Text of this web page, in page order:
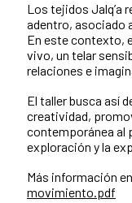
Los tejidos Jalq’a
adentro, asociado
En este contexto,
vivo, un telar
relaciones e
El taller busca así
creatividad,
contemporánea al
exploración y la
Más información
movimiento.pdf